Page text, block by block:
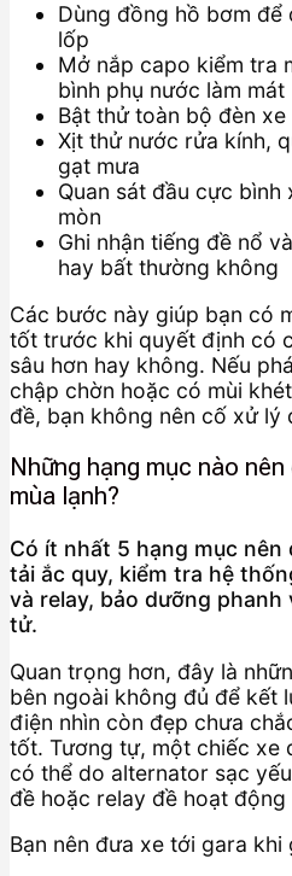
Dùng đồng hồ bơm để
lốp
Mở nắp capo kiểm tra
bình phụ nước làm mát
Bật thử toàn bộ đèn xe
Xịt thử nước rửa kính,
gạt mưa
Quan sát đầu cực bình
mòn
Ghi nhận tiếng đề nổ
hay bất thường không
Các bước này giúp bạn có
tốt trước khi quyết định có
sâu hơn hay không. Nếu
chập chờn hoặc có mùi
đề, bạn không nên cố xử lý
Những hạng mục nào
mùa lạnh?
Có ít nhất 5 hạng mục nên
tải ắc quy, kiểm tra hệ
và relay, bảo dưỡng phanh
tử.
Quan trọng hơn, đây là
bên ngoài không đủ để kết
điện nhìn còn đẹp chưa
tốt. Tương tự, một chiếc xe
có thể do alternator sạc
đề hoặc relay đề hoạt
Bạn nên đưa xe tới gara khi